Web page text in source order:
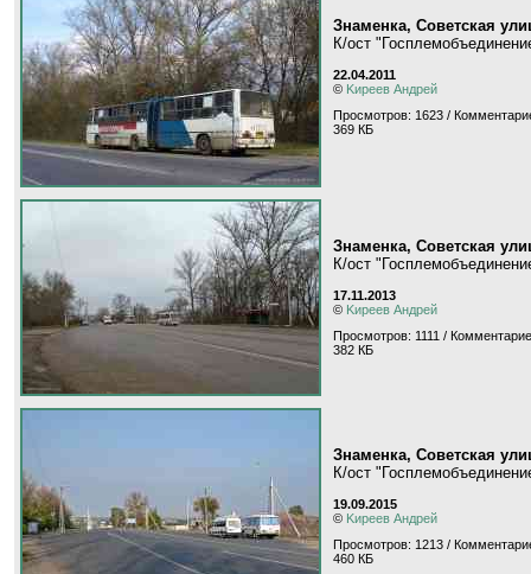
Знаменка, Советская
К/ост
22.04.2011
© Kиpeeв Aндpeй
Просмотров: 1623 /
369 КБ
Знаменка, Советская
К/ост
17.11.2013
© Kиpeeв Aндpeй
Просмотров: 1111 /
382 КБ
Знаменка, Советская
К/ост
19.09.2015
© Kиpeeв Aндpeй
Просмотров: 1213 /
460 КБ